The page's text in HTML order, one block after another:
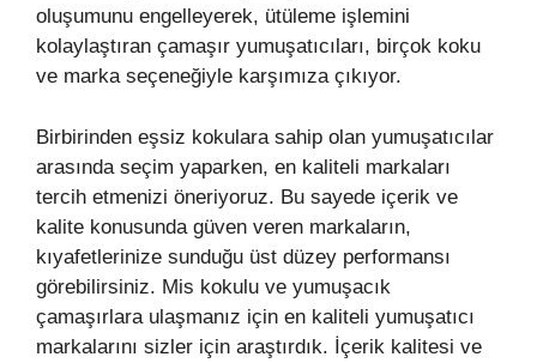
oluşumunu engelleyerek, ütüleme işlemini
kolaylaştıran çamaşır yumuşatıcıları, birçok koku
ve marka seçeneğiyle karşımıza çıkıyor.
Birbirinden eşsiz kokulara sahip olan yumuşatıcılar
arasında seçim yaparken, en kaliteli markaları
tercih etmenizi öneriyoruz. Bu sayede içerik ve
kalite konusunda güven veren markaların,
kıyafetlerinize sunduğu üst düzey performansı
görebilirsiniz. Mis kokulu ve yumuşacık
çamaşırlara ulaşmanız için en kaliteli yumuşatıcı
markalarını sizler için araştırdık. İçerik kalitesi ve